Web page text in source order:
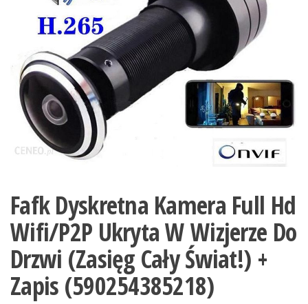
Fafk Dyskretna Kamera Full Hd
Wifi/P2P Ukryta W Wizjerze Do
Drzwi (Zasięg Cały Świat!) +
Zapis (590254385218)